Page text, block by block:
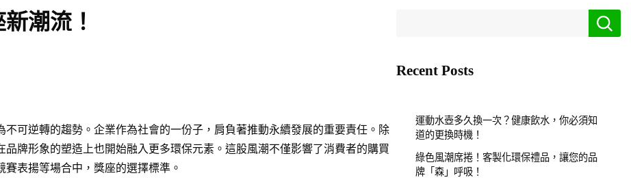
潮流！
可逆轉的趨勢。企業作為社會的一份子，肩負著推動永續發展的重要責任。除
牌形象的塑造上也開始融入更多環保元素。這股風潮不僅影響了消費者的購買
表揚等場合中，獎座的選擇標準。
Recent Posts
運動水壺多久換一次？健康飲水，你必須知
道的更換時機！
綠色風潮席捲！客製化環保禮品，讓您的品
牌「森」呼吸！